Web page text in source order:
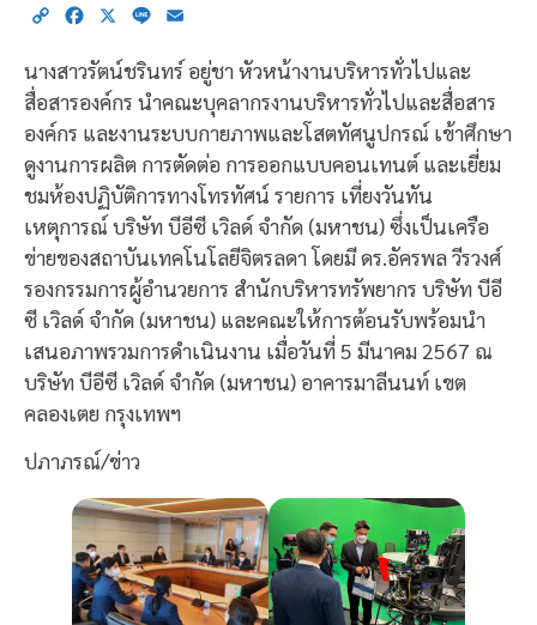
Copy Facebook
X Line
นางสาวรัตน์ชรินทร์ อยู่ชา หัวหน้างานบริหารทั่วไปและ
สื่อสารองค์กร นำคณะบุคลากรงานบริหารทั่วไปและสื่อสาร
องค์กร และงานระบบกายภาพและโสตทัศนูปกรณ์ เข้าศึกษา
ดูงานการผลิต การตัดต่อ การออกแบบคอนเทนต์ และเยี่ยม
ชมห้องปฏิบัติการทางโทรทัศน์ รายการ เที่ยงวันทัน
เหตุการณ์ บริษัท บีอีซี เวิลด์ จำกัด (มหาชน) ซึ่งเป็นเครือ
ข่ายของสถาบันเทคโนโลยีจิตรลดา โดยมี ดร.อัครพล วีรวงศ์
รองกรรมการผู้อำนวยการ สำนักบริหารทรัพยากร บริษัท บีอี
ซี เวิลด์ จำกัด (มหาชน) และคณะให้การต้อนรับพร้อมนำ
เสนอภาพรวมการดำเนินงาน เมื่อวันที่ 5 มีนาคม 2567 ณ
บริษัท บีอีซี เวิลด์ จำกัด (มหาชน) อาคารมาลีนนท์ เขต
คลองเตย กรุงเทพฯ
ปภาภรณ์/ข่าว